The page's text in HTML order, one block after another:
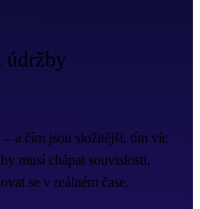
údržby
– a čím jsou složitější, tím víc
musí chápat souvislosti,
se v reálném čase.